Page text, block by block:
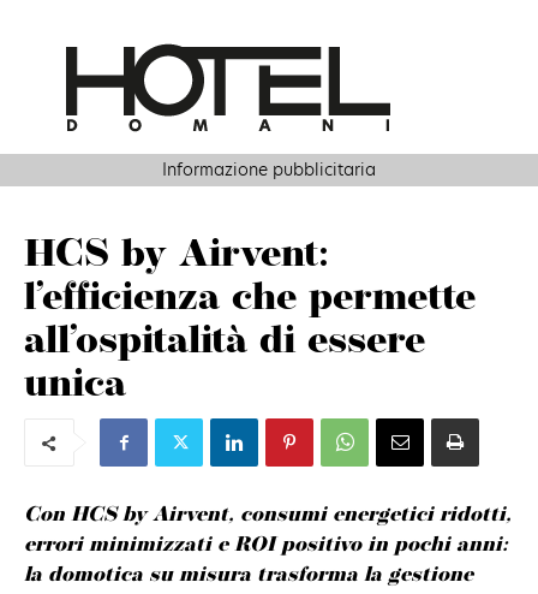
Informazione pubblicitaria
HCS by Airvent:
l’efficienza che permette
all’ospitalità di essere
unica
Con HCS by Airvent, consumi energetici ridotti,
errori minimizzati e ROI positivo in pochi anni:
la domotica su misura trasforma la gestione